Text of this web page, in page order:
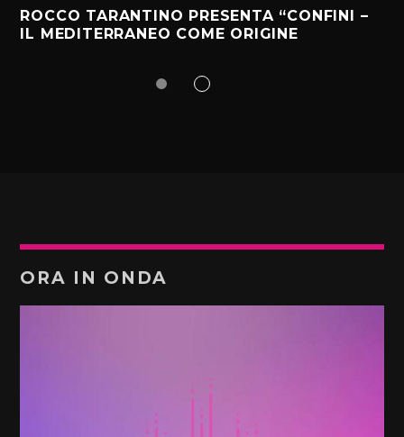
ROCCO TARANTINO PRESENTA “CONFINI –
IL MEDITERRANEO COME ORIGINE
ORA IN ONDA